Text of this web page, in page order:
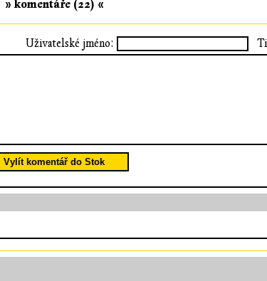
» komentáře (22) «
Uživatelské jméno:
Vylít komentář do Stok